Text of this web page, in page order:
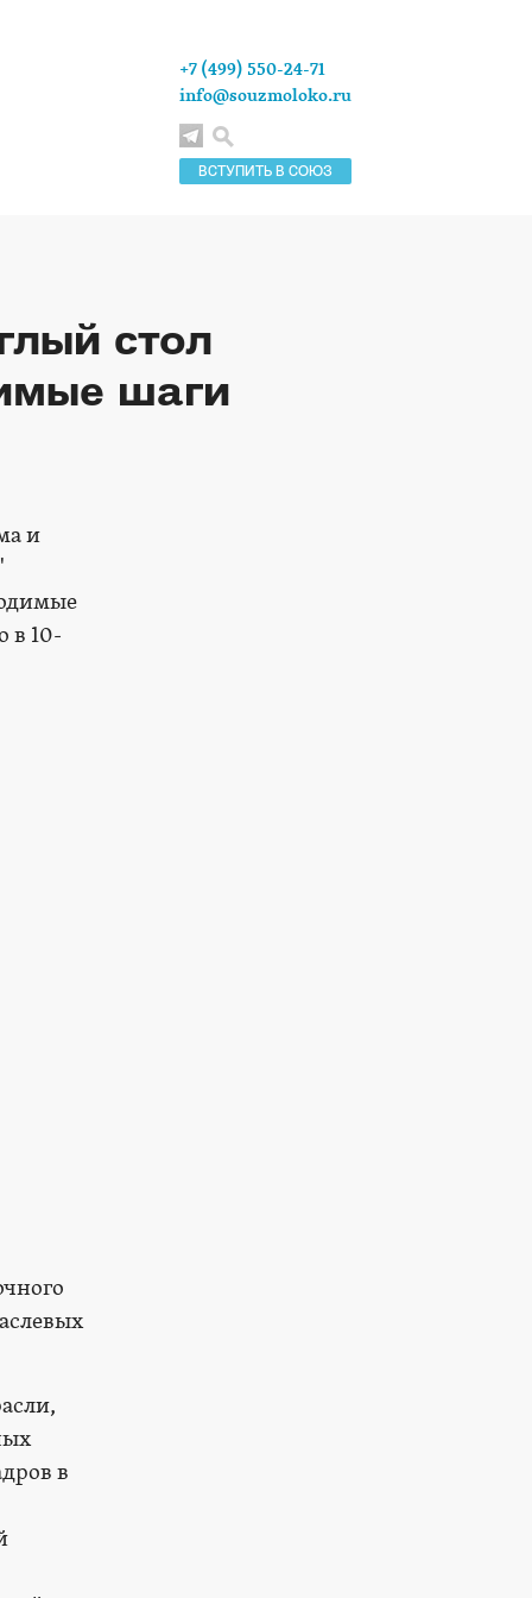
ВСТУПИТЬ В СОЮЗ
+7 (499) 550-24-71
info@souzmoloko.ru
стол
шаги
и
в 10-
в